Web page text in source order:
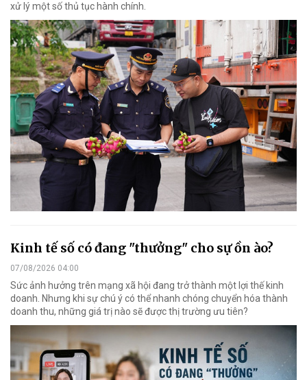
xử lý một số thủ tục hành chính.
Kinh tế số có đang "thưởng" cho sự ồn ào?
07/08/2026 04:00
Sức ảnh hưởng trên mạng xã hội đang trở thành một lợi thế kinh
doanh. Nhưng khi sự chú ý có thể nhanh chóng chuyển hóa thành
doanh thu, những giá trị nào sẽ được thị trường ưu tiên?